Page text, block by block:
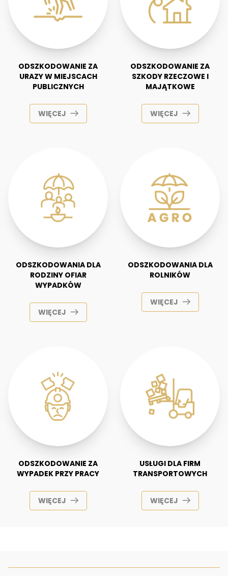
ODSZKODOWANIE ZA
URAZY W MIEJSCACH
PUBLICZNYCH
WIĘCEJ
ODSZKODOWANIE ZA
SZKODY RZECZOWE I
MAJĄTKOWE
WIĘCEJ
ODSZKODOWANIA DLA
RODZINY OFIAR
WYPADKÓW
WIĘCEJ
ODSZKODOWANIA DLA
ROLNIKÓW
WIĘCEJ
ODSZKODOWANIE ZA
WYPADEK PRZY PRACY
WIĘCEJ
USŁUGI DLA FIRM
TRANSPORTOWYCH
WIĘCEJ